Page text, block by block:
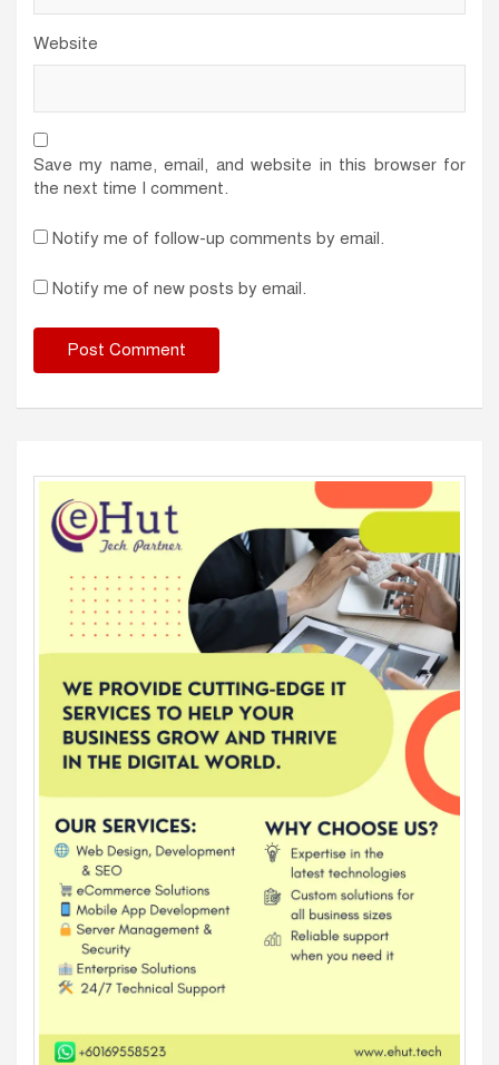
Website
Save my name, email, and website in this browser for
the next time I comment.
Notify me of follow-up comments by email.
Notify me of new posts by email.